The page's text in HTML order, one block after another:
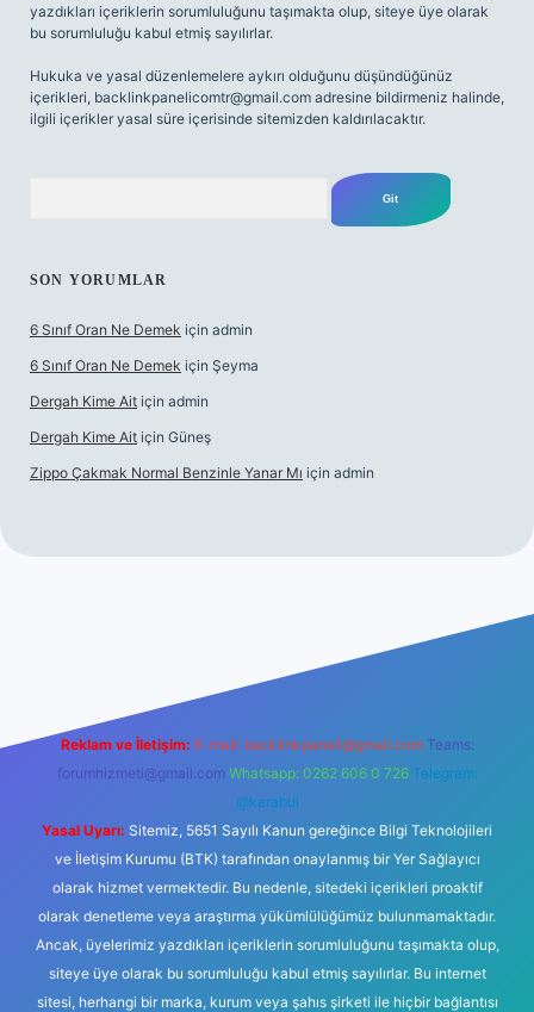
yazdıkları içeriklerin sorumluluğunu taşımakta olup, siteye üye olarak
bu sorumluluğu kabul etmiş sayılırlar.
Hukuka ve yasal düzenlemelere aykırı olduğunu düşündüğünüz
içerikleri, backlinkpanelicomtr@gmail.com adresine bildirmeniz halinde,
ilgili içerikler yasal süre içerisinde sitemizden kaldırılacaktır.
SON YORUMLAR
6 Sınıf Oran Ne Demek için admin
6 Sınıf Oran Ne Demek için Şeyma
Dergah Kime Ait için admin
Dergah Kime Ait için Güneş
Zippo Çakmak Normal Benzinle Yanar Mı için admin
Reklam ve İletişim: E-mail: backlinkpaneli@gmail.com Teams:
forumhizmeti@gmail.com Whatsapp: 0262 606 0 726 Telegram:
@karabul
Yasal Uyarı: Sitemiz, 5651 Sayılı Kanun gereğince Bilgi Teknolojileri
ve İletişim Kurumu (BTK) tarafından onaylanmış bir Yer Sağlayıcı
olarak hizmet vermektedir. Bu nedenle, sitedeki içerikleri proaktif
olarak denetleme veya araştırma yükümlülüğümüz bulunmamaktadır.
Ancak, üyelerimiz yazdıkları içeriklerin sorumluluğunu taşımakta olup,
siteye üye olarak bu sorumluluğu kabul etmiş sayılırlar. Bu internet
sitesi, herhangi bir marka, kurum veya şahıs şirketi ile hiçbir bağlantısı